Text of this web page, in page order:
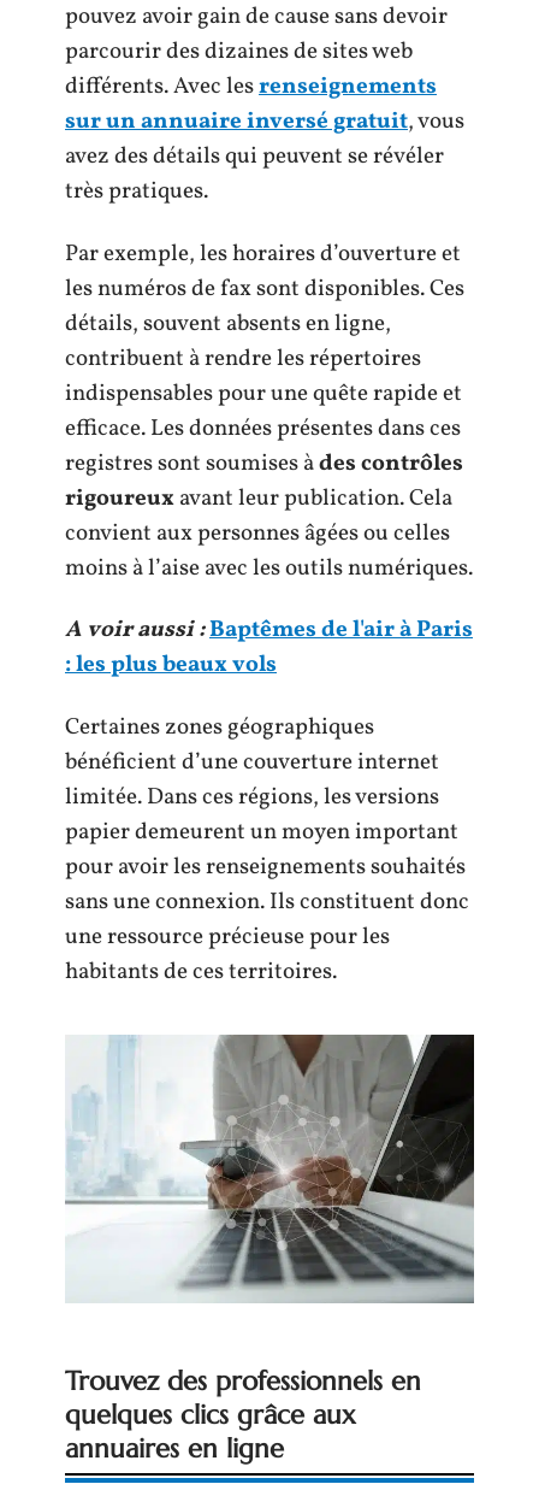
pouvez avoir gain de cause sans devoir
parcourir des dizaines de sites web
différents. Avec lesrenseignements
sur un annuaire inversé gratuit, vous
avez des détails qui peuvent se révéler
très pratiques.
Par exemple, les horaires d’ouverture et
les numéros de fax sont disponibles. Ces
détails, souvent absents en ligne,
contribuent à rendre les répertoires
indispensables pour une quête rapide et
efficace. Les données présentes dans ces
registres sont soumises àdes contrôles
rigoureuxavant leur publication. Cela
convient aux personnes âgées ou celles
moins à l’aise avec les outils numériques.
A voir aussi :Baptêmes de l'air à Paris
: les plus beaux vols
Certaines zones géographiques
bénéficient d’une couverture internet
limitée. Dans ces régions, les versions
papier demeurent un moyen important
pour avoir les renseignements souhaités
sans une connexion. Ils constituent donc
une ressource précieuse pour les
habitants de ces territoires.
Trouvez des professionnels en
quelques clics grâce aux
annuaires en ligne